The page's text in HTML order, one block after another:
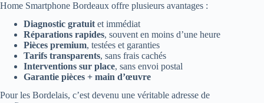
Home Smartphone Bordeaux offre plusieurs avantages :
Diagnostic gratuit et immédiat
Réparations rapides, souvent en moins d’une heure
Pièces premium, testées et garanties
Tarifs transparents, sans frais cachés
Interventions sur place, sans envoi postal
Garantie pièces + main d’œuvre
Pour les Bordelais, c’est devenu une véritable adresse de